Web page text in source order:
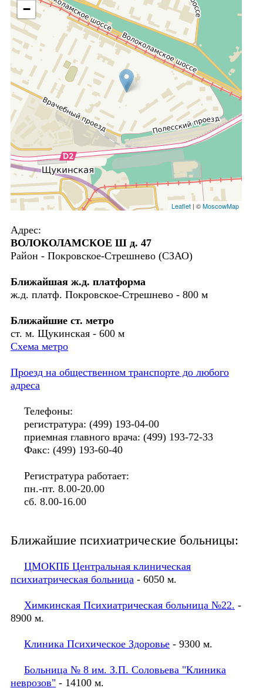
−
Leaflet| ©MoscowMap
Адрес:
ВОЛОКОЛАМСКОЕ Ш д. 47
Район - Покровское-Стрешнево (СЗАО)
Ближайшая ж.д. платформа
ж.д. платф. Покровское-Стрешнево - 800 м
Ближайшие ст. метро
ст. м. Щукинская - 600 м
Схема метро
Проезд на общественном транспорте до любого
адреса
Телефоны:
регистратура: (499) 193-04-00
приемная главного врача: (499) 193-72-33
Факс: (499) 193-60-40
Регистратура работает:
пн.-пт. 8.00-20.00
сб. 8.00-16.00
Ближайшие психиатрические больницы:
ЦМОКПБ Центральная клиническая
психиатрическая больница - 6050 м.
Химкинская Психиатрическая больница №22. -
8900 м.
Клиника Психическое Здоровье - 9300 м.
Больница № 8 им. З.П. Соловьева "Клиника
неврозов" - 14100 м.